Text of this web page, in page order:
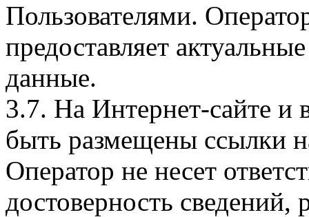
Пользователями.
предоставляет
данные.
3.7. На Интернет-сайте
быть размещены ссылки
Оператор не несет
достоверность